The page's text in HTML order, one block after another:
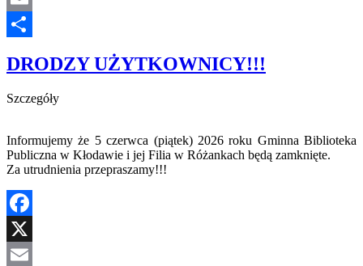
Email
DRODZY UŻYTKOWNICY!!!
Szczegóły
Informujemy że 5 czerwca (piątek) 2026 roku Gminna Biblioteka
Publiczna w Kłodawie i jej Filia w Różankach będą zamknięte.
Za utrudnienia przepraszamy!!!
Facebook
X